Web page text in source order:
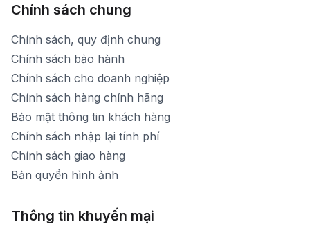
Chính sách chung
Chính sách, quy định chung
Chính sách bảo hành
Chính sách cho doanh nghiệp
Chính sách hàng chính hãng
Bảo mật thông tin khách hàng
Chính sách nhập lại tính phí
Chính sách giao hàng
Bản quyền hình ảnh
Thông tin khuyến mại